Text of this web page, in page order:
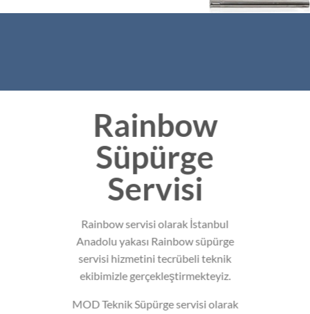
Rainbow
Süpürge
Servisi
Rainbow servisi olarak İstanbul
Anadolu yakası Rainbow süpürge
servisi hizmetini tecrübeli teknik
ekibimizle gerçekleştirmekteyiz.
MOD Teknik Süpürge servisi olarak